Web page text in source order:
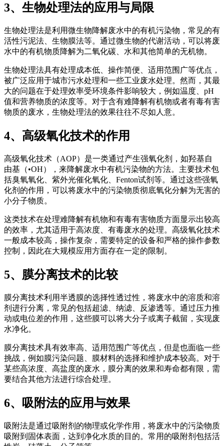
3、生物处理法的应用与局限
生物处理法是利用微生物降解废水中的有机污染物，常见的有
活性污泥法、生物膜法等。通过微生物的代谢活动，可以将废
水中的有机物质降解为二氧化碳、水和其他简单的无机物。
生物处理法具有处理成本低、操作简便、适用范围广等优点，
被广泛应用于城市污水处理和一些工业废水处理。然而，其最
大的问题在于处理效率受环境条件影响较大，例如温度、pH
值和营养物质的浓度等。对于含有难降解有机物或者有毒有害
物质的废水，生物处理法的效果往往不尽如人意。
4、高级氧化技术的作用
高级氧化技术（AOP）是一类通过产生强氧化剂，如羟基自
由基（•OH），来降解废水中有机污染物的方法。主要技术包
括臭氧氧化、紫外光催化氧化、Fenton试剂等。通过这些强氧
化剂的作用，可以将废水中的污染物质彻底氧化分解为无害的
小分子物质。
这类技术在处理难降解有机物和有毒有害物质方面显示出较高
的效率，尤其适用于高浓度、有毒废水的处理。高级氧化技术
一般成本较高，操作复杂，需要特定的设备和严格的操作参数
控制，因此在大规模应用方面存在一定的限制。
5、膜分离技术的比较
膜分离技术利用半透膜的选择性透过性，将废水中的溶质和溶
剂进行分离，常见的包括超滤、纳滤、反渗透等。通过压力推
动或电位差的作用，这些膜可以将大分子或离子截留，实现废
水净化。
膜分离技术具有效率高、适用范围广等优点，但是也面临一些
挑战，例如膜污染问题、膜材料的选择和维护成本较高。对于
某些高浓度、高盐度的废水，膜分离的效果和寿命都有限，需
要结合其他方法进行综合处理。
6、吸附法的应用与效果
吸附法是通过吸附剂的物理或化学作用，将废水中的污染物质
吸附到固体表面，达到净化水质的目的。常用的吸附剂包括活